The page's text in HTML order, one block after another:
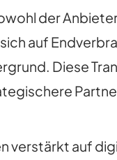
der
auf
Diese
verstärkt auf